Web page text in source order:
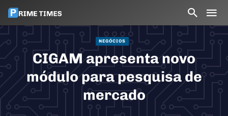
NEGÓCIOS
CIGAM apresenta novo
módulo para pesquisa de
mercado